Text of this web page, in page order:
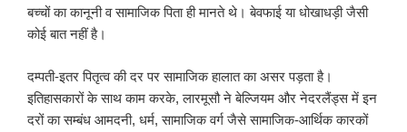
बच्चों का कानूनी व सामाजिक पिता ही मानते थे। बेवफाई या धोखाधड़ी जैसी
कोई बात नहीं है।
दम्पती-इतर पितृत्व की दर पर सामाजिक हालात का असर पड़ता है।
इतिहासकारों के साथ काम करके, लारमूसौ ने बेल्जियम और नेदरलैंड्स में इन
दरों का सम्बंध आमदनी, धर्म, सामाजिक वर्ग जैसे सामाजिक-आर्थिक कारकों